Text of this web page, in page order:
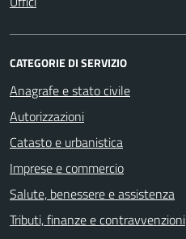
CATEGORIE DI SERVIZIO
Anagrafe e stato civile
Autorizzazioni
Catasto e urbanistica
Imprese e commercio
Salute, benessere e assistenza
Tributi, finanze e contravvenzioni